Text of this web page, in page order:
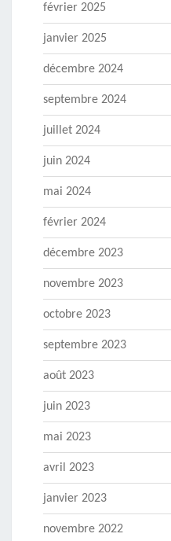
février 2025
janvier 2025
décembre 2024
septembre 2024
juillet 2024
juin 2024
mai 2024
février 2024
décembre 2023
novembre 2023
octobre 2023
septembre 2023
août 2023
juin 2023
mai 2023
avril 2023
janvier 2023
novembre 2022